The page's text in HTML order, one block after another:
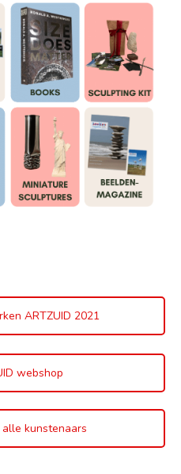
ARTZUID 2021
webshop
kunstenaars